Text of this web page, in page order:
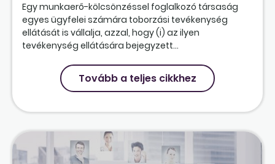
Egy munkaerő-kölcsönzéssel foglalkozó társaság
egyes ügyfelei számára toborzási tevékenység
ellátását is vállalja, azzal, hogy (i) az ilyen
tevékenység ellátására bejegyzett...
Tovább a teljes cikkhez